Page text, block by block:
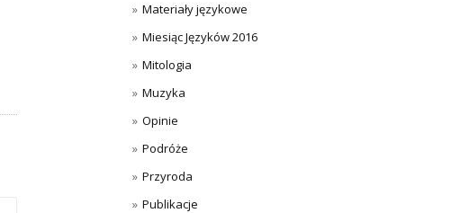
Materiały językowe
Miesiąc Języków 2016
Mitologia
Muzyka
Opinie
Podróże
Przyroda
Publikacje